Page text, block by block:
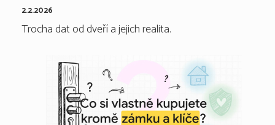
2.2.2026
Trocha dat od dveří a jejich realita.